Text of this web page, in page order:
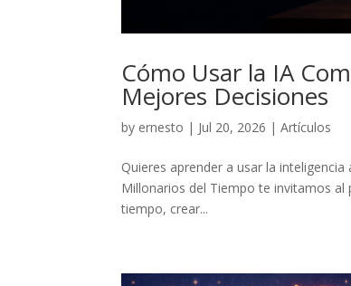
Cómo Usar la IA
Mejores Decisiones
by ernesto | Jul 20, 2026 |Artículos
Quieres aprender a usar la
Millonarios del Tiempo te invitamos
tiempo, crear...